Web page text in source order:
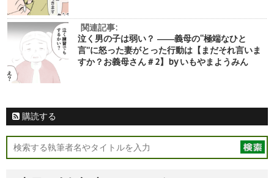
関連記事:
泣く男の子は弱い？ ――義母の“極端なひと
言”に怒った妻がとった行動は【まだそれ言いま
すか？お義母さん＃2】by いもやまようみん
購読する